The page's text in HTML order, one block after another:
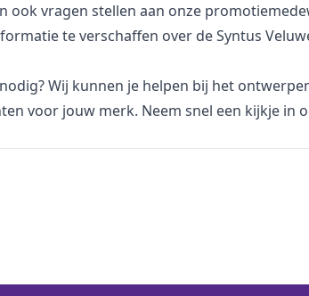
vragen stellen aan onze
te verschaffen over de Syntus
Wij kunnen je helpen bij het
voor jouw merk. Neem snel een kijkje in